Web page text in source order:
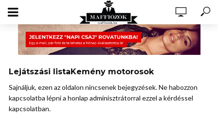
Lejátszási listaKemény motorosok
Sajnáljuk, ezen az oldalon nincsenek bejegyzések. Ne habozzon
kapcsolatba lépni a honlap adminisztrátorral ezzel a kérdéssel
kapcsolatban.